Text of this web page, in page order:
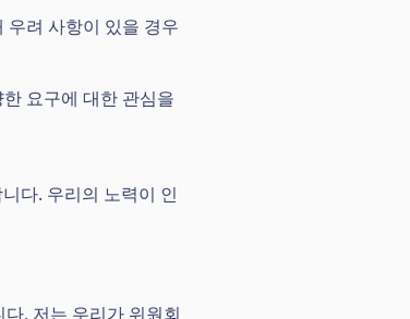
려 사항이 있을 경우
요구에 대한 관심을
다. 우리의 노력이 인
. 저는 우리가 위원회